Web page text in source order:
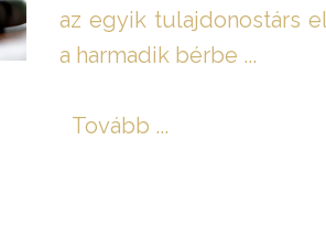
az egyik tulajdonostárs
a harmadik bérbe ...
Tovább ...